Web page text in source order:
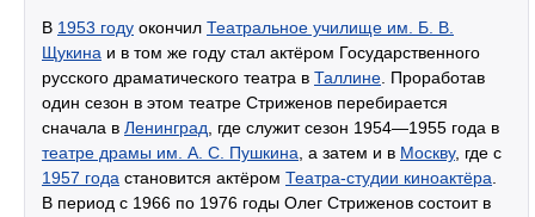
В 1953 году окончил Театральное училище им. Б. В.
Щукина и в том же году стал актёром Государственного
русского драматического театра в Таллине . Проработав
один сезон в этом театре Стриженов перебирается
сначала в Ленинград , где служит сезон 1954—1955 года в
театре драмы им. А. С. Пушкина , а затем и в Москву, где с
1957 года становится актёром Театра-студии киноактёра
В период с 1966 по 1976 годы Олег Стриженов состоит в